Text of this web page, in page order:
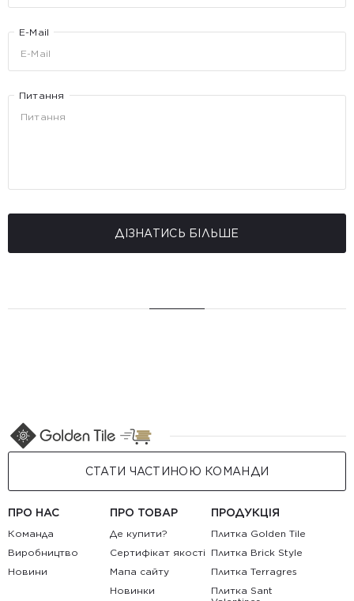
E-Mail
Питання
ДІЗНАТИСЬ БІЛЬШЕ
СТАТИ ЧАСТИНОЮ КОМАНДИ
ПРО НАС
Команда
Виробництво
Новини
ПРО ТОВАР
Де купити?
Сертифікат якості
Мапа сайту
Новинки
ПРОДУКЦІЯ
Плитка Golden Tile
Плитка Brick Style
Плитка Terragres
Плитка Sant